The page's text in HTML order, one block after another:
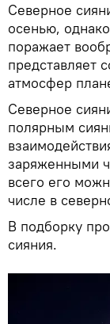
Северное
осенью,
поражает
представляет
атмосфер
Северное
полярным
заряженными
всего его
числе в
В подборку
сияния.